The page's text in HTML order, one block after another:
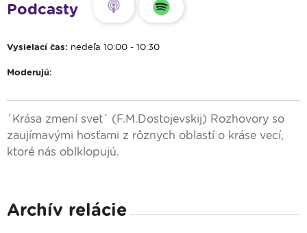
Podcasty
Vysielací čas: nedeľa 10:00 - 10:30
Moderujú:
´Krása zmení svet´ (F.M.Dostojevskij) Rozhovory so
zaujímavými hosťami z rôznych oblastí o kráse vecí,
ktoré nás oblklopujú.
Archív relácie